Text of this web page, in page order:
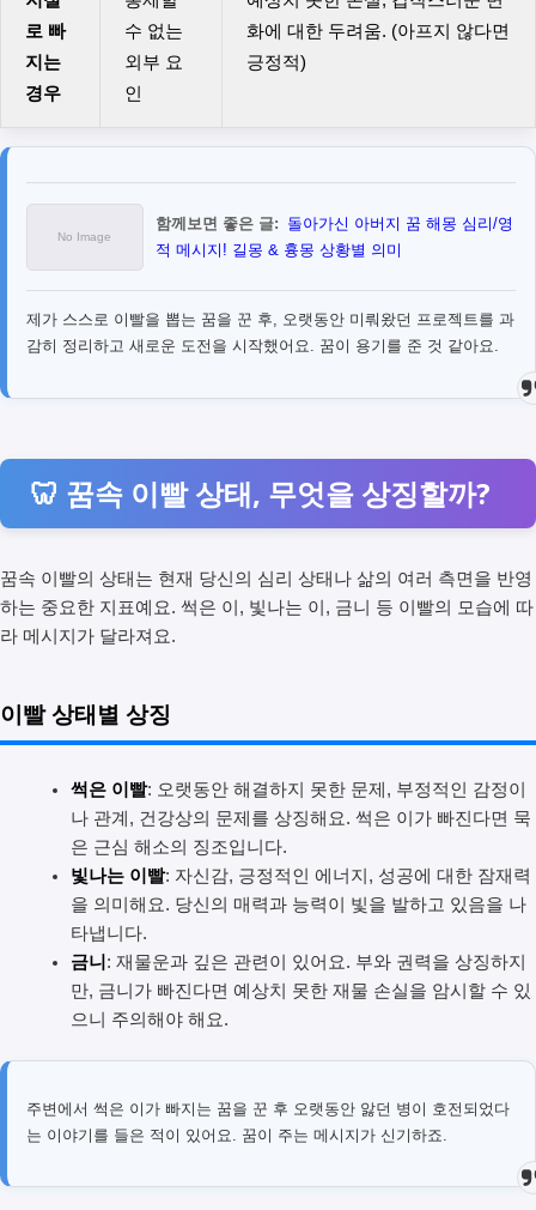
로 빠
지는
경우
수 없는
외부 요
인
화에 대한 두려움. (아프지 않다면
긍정적)
함께보면 좋은 글: 돌아가신 아버지 꿈 해몽 심리/영
적 메시지! 길몽 & 흉몽 상황별 의미
제가 스스로 이빨을 뽑는 꿈을 꾼 후, 오랫동안 미뤄왔던 프로젝트를 과
감히 정리하고 새로운 도전을 시작했어요. 꿈이 용기를 준 것 같아요.
🦷 꿈속 이빨 상태, 무엇을 상징할까?
꿈속 이빨의 상태는 현재 당신의 심리 상태나 삶의 여러 측면을 반영
하는 중요한 지표예요. 썩은 이, 빛나는 이, 금니 등 이빨의 모습에 따
라 메시지가 달라져요.
이빨 상태별 상징
썩은 이빨: 오랫동안 해결하지 못한 문제, 부정적인 감정이
나 관계, 건강상의 문제를 상징해요. 썩은 이가 빠진다면 묵
은 근심 해소의 징조입니다.
빛나는 이빨: 자신감, 긍정적인 에너지, 성공에 대한 잠재력
을 의미해요. 당신의 매력과 능력이 빛을 발하고 있음을 나
타냅니다.
금니 : 재물운과 깊은 관련이 있어요. 부와 권력을 상징하지
만, 금니가 빠진다면 예상치 못한 재물 손실을 암시할 수 있
으니 주의해야 해요.
주변에서 썩은 이가 빠지는 꿈을 꾼 후 오랫동안 앓던 병이 호전되었다
는 이야기를 들은 적이 있어요. 꿈이 주는 메시지가 신기하죠.